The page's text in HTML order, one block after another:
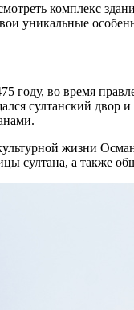
комплекс
уникальные
году, во время
султанский
жизни
султана, а также